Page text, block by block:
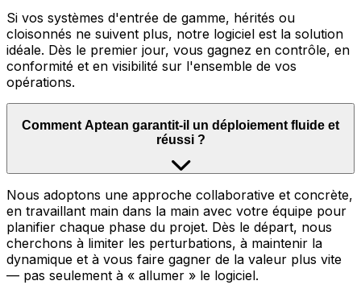
Si vos systèmes d'entrée de gamme, hérités ou
cloisonnés ne suivent plus, notre logiciel est la solution
idéale. Dès le premier jour, vous gagnez en contrôle, en
conformité et en visibilité sur l'ensemble de vos
opérations.
Comment Aptean garantit-il un déploiement fluide et
réussi ?
Nous adoptons une approche collaborative et concrète,
en travaillant main dans la main avec votre équipe pour
planifier chaque phase du projet. Dès le départ, nous
cherchons à limiter les perturbations, à maintenir la
dynamique et à vous faire gagner de la valeur plus vite
— pas seulement à « allumer » le logiciel.